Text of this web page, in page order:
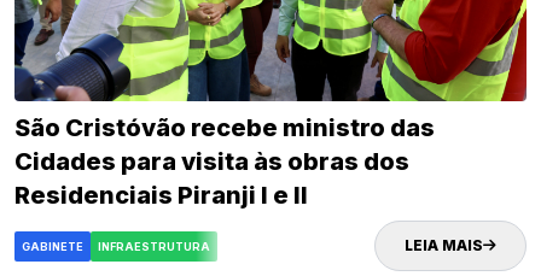
São Cristóvão recebe ministro das
Cidades para visita às obras dos
Residenciais Piranji I e II
GABINETE INFRAESTRUTURA LEIA MAIS